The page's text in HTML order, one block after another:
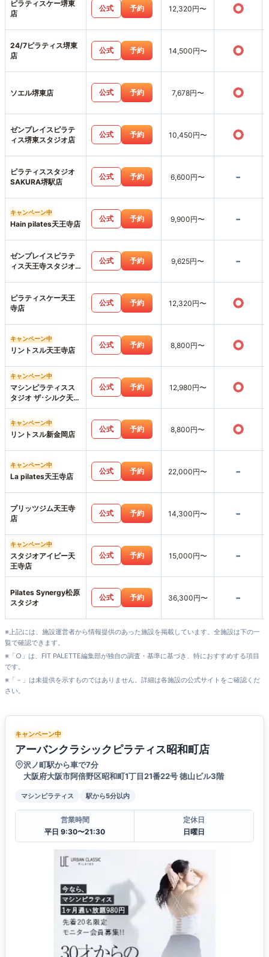
ピラティスケー堺東
店
公式 予約 12,320円〜 ○
24/7ピラティス堺東
店
公式 予約 14,500円〜 ○
ソエル堺東店 公式 予約 7,678円〜 ○
ゼンプレイスピラテ
ィス堺東スタジオ店
公式 予約 10,450円〜 ○
ピラティススタジオ
SAKURA堺駅店
公式 予約 6,600円〜 -
キャンペーン中
Hain pilates天王寺店
公式 予約 9,900円〜 -
ゼンプレイスピラテ
ィス天王寺スタジオ
公式 予約 9,625円〜 -
ピラティスケー天王
寺店
公式 予約 12,320円〜 ○
キャンペーン中
リントスル天王寺店
公式 予約 8,800円〜 ○
キャンペーン中
マシンピラティスス
タジオ ザ･シルク天王
寺MIO店
公式 予約 12,980円〜 ○
キャンペーン中
リントスル新金岡店
公式 予約 8,800円〜 ○
キャンペーン中
La pilates天王寺店
公式 予約 22,000円〜 -
プリッツジム天王寺
店
公式 予約 14,300円〜 -
キャンペーン中
スタジオアイビー天
王寺店
公式 予約 15,000円〜 -
Pilates Synergy松原
スタジオ
公式 予約 36,300円〜 -
※上記には、施設運営者から情報提供のあった施設を掲載しています。全施設は下の一
覧で確認できます。
※「○」は、FIT PALETTE編集部が独自の調査・基準に基づき、特におすすめする項目
です。
※「－」は未提供を示すものではありません。詳細は各施設の公式サイトをご確認くだ
さい。
キャンペーン中
アーバンクラシックピラティス昭和町店
沢ノ町駅から車で7分
大阪府大阪市阿倍野区昭和町1丁目21番22号 徳山ビル3階
マシンピラティス 駅から5分以内
営業時間
平日 9:30〜21:30
定休日
日曜日